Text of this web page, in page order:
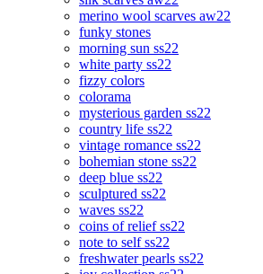
merino wool scarves aw22
funky stones
morning sun ss22
white party ss22
fizzy colors
colorama
mysterious garden ss22
country life ss22
vintage romance ss22
bohemian stone ss22
deep blue ss22
sculptured ss22
waves ss22
coins of relief ss22
note to self ss22
freshwater pearls ss22